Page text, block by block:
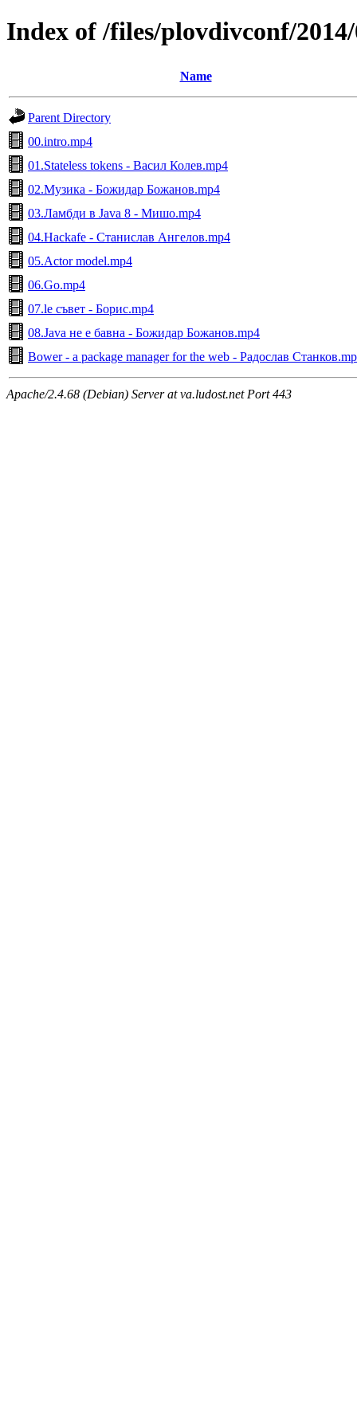
Index of /files/plovdivconf/
Name
Parent Directory
00.intro.mp4
01.Stateless tokens - Васил Колев.mp4
02.Музика - Божидар Божанов.mp4
03.Ламбди в Java 8 - Мишо.mp4
04.Hackafe - Станислав Ангелов.mp4
05.Actor model.mp4
06.Go.mp4
07.le съвет - Борис.mp4
08.Java не е бавна - Божидар Божанов.mp4
Bower - a package manager for the web - Радослав
Apache/2.4.68 (Debian) Server at va.ludost.net Port 443